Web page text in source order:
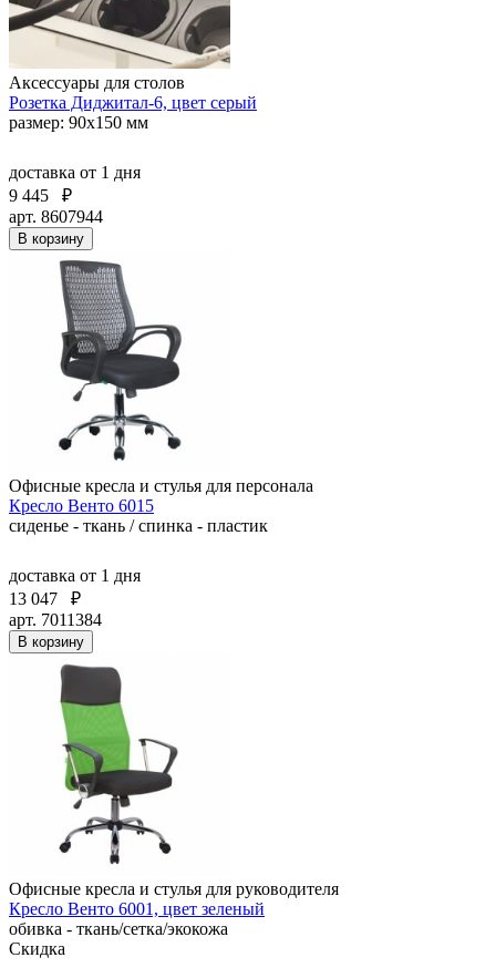
Аксессуары для столов
Розетка Диджитал-6, цвет серый
размер: 90х150 мм
доставка от 1 дня
9 445
₽
арт. 8607944
В корзину
Офисные кресла и стулья для персонала
Кресло Венто 6015
сиденье - ткань / спинка - пластик
доставка от 1 дня
13 047
₽
арт. 7011384
В корзину
Офисные кресла и стулья для руководителя
Кресло Венто 6001, цвет зеленый
обивка - ткань/сетка/экокожа
Скидка